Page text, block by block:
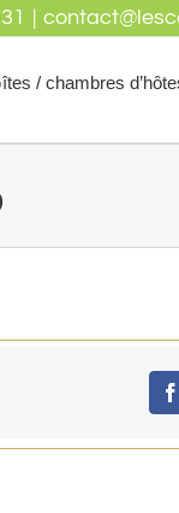
|
/ chambres